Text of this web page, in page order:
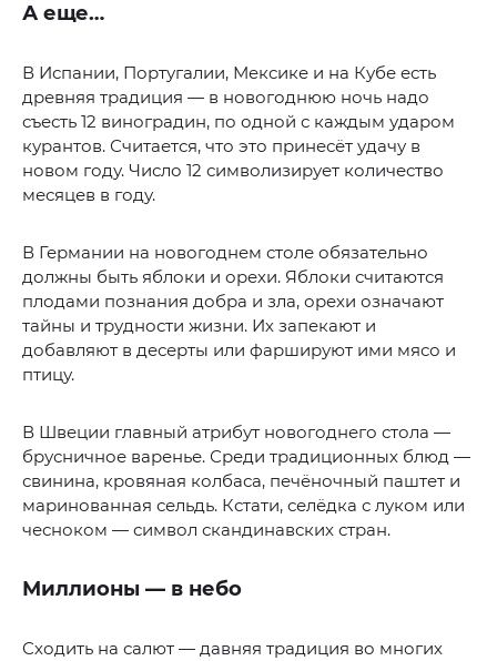
А еще…
В Испании, Португалии, Мексике и на Кубе есть
древняя традиция — в новогоднюю ночь надо
съесть 12 виноградин, по одной с каждым ударом
курантов. Считается, что это принесёт удачу в
новом году. Число 12 символизирует количество
месяцев в году.
В Германии на новогоднем столе обязательно
должны быть яблоки и орехи. Яблоки считаются
плодами познания добра и зла, орехи означают
тайны и трудности жизни. Их запекают и
добавляют в десерты или фаршируют ими мясо и
птицу.
В Швеции главный атрибут новогоднего стола —
брусничное варенье. Среди традиционных блюд —
свинина, кровяная колбаса, печёночный паштет и
маринованная сельдь. Кстати, селёдка с луком или
чесноком — символ скандинавских стран.
Миллионы — в небо
Сходить на салют — давняя традиция во многих